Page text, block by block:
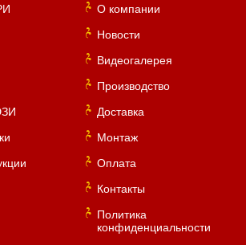
О компании
Новости
Видеогалерея
Производство
Доставка
Монтаж
Оплата
Контакты
Политика
конфиденциальности